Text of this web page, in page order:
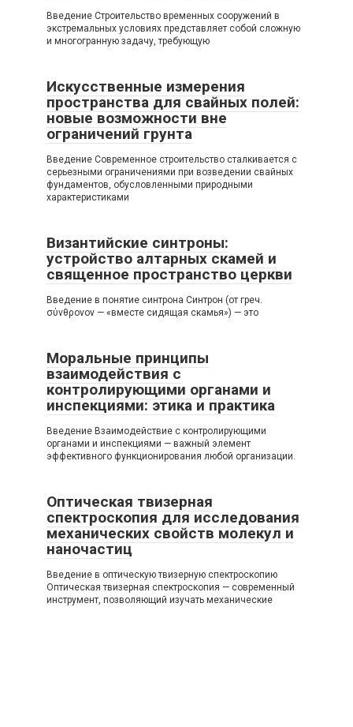
Введение Строительство временных сооружений в
экстремальных условиях представляет собой сложную
и многогранную задачу, требующую
Искусственные измерения
пространства для свайных полей:
новые возможности вне
ограничений грунта
Введение Современное строительство сталкивается с
серьезными ограничениями при возведении свайных
фундаментов, обусловленными природными
характеристиками
Византийские синтроны:
устройство алтарных скамей и
священное пространство церкви
Введение в понятие синтрона Синтрон (от греч.
σύνθρονον — «вместе сидящая скамья») — это
Моральные принципы
взаимодействия с
контролирующими органами и
инспекциями: этика и практика
Введение Взаимодействие с контролирующими
органами и инспекциями — важный элемент
эффективного функционирования любой организации.
Оптическая твизерная
спектроскопия для исследования
механических свойств молекул и
наночастиц
Введение в оптическую твизерную спектроскопию
Оптическая твизерная спектроскопия — современный
инструмент, позволяющий изучать механические